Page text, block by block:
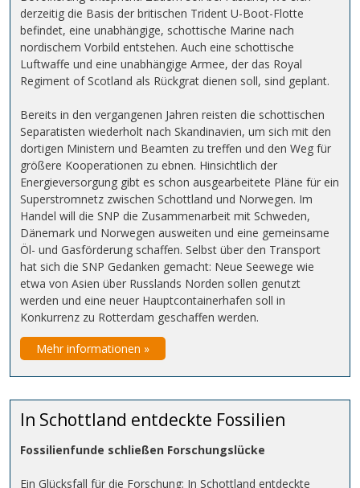
derzeitig die Basis der britischen Trident U-Boot-Flotte
befindet, eine unabhängige, schottische Marine nach
nordischem Vorbild entstehen. Auch eine schottische
Luftwaffe und eine unabhängige Armee, der das Royal
Regiment of Scotland als Rückgrat dienen soll, sind geplant.
Bereits in den vergangenen Jahren reisten die schottischen
Separatisten wiederholt nach Skandinavien, um sich mit den
dortigen Ministern und Beamten zu treffen und den Weg für
größere Kooperationen zu ebnen. Hinsichtlich der
Energieversorgung gibt es schon ausgearbeitete Pläne für ein
Superstromnetz zwischen Schottland und Norwegen. Im
Handel will die SNP die Zusammenarbeit mit Schweden,
Dänemark und Norwegen ausweiten und eine gemeinsame
Öl- und Gasförderung schaffen. Selbst über den Transport
hat sich die SNP Gedanken gemacht: Neue Seewege wie
etwa von Asien über Russlands Norden sollen genutzt
werden und eine neuer Hauptcontainerhafen soll in
Konkurrenz zu Rotterdam geschaffen werden.
Mehr informationen »
In Schottland entdeckte Fossilien
Fossilienfunde schließen Forschungslücke
Ein Glücksfall für die Forschung: In Schottland entdeckte